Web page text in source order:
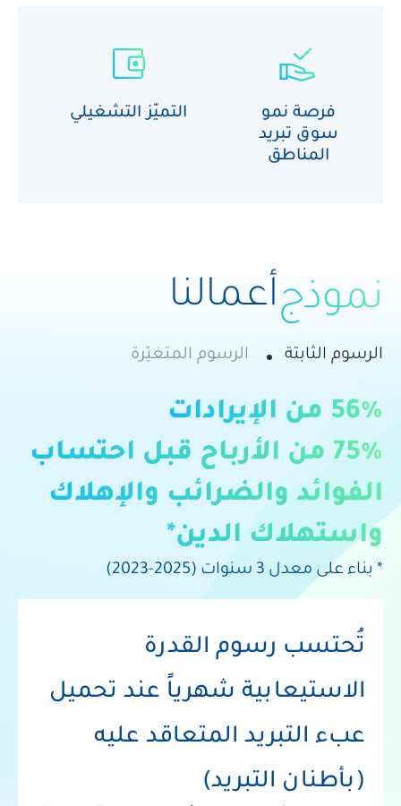
فرصة نمو
سوق تبريد
المناطق
التميّز التشغيلي
نموذجأعمالنا
الرسوم الثابتة الرسوم المتغيّرة
56% من الإيرادات
75% من الأرباح قبل احتساب
الفوائد والضرائب والإهلاك
واستهلاك الدين*
* بناء على معدل 3 سنوات (2023-2025)
تُحتسب رسوم القدرة
الاستيعابية شهرياً عند تحميل
عبء التبريد المتعاقد عليه
(بأطنان التبريد)